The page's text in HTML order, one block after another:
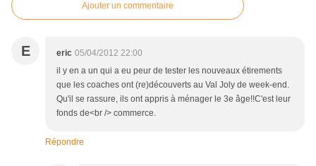
Ajouter un commentaire
E eric 05/04/2012 22:00
il y en a un qui a eu peur de tester les nouveaux étirements
que les coaches ont (re)découverts au Val Joly de week-end.
Qu'il se rassure, ils ont appris à ménager le 3e âge!!C'est leur
fonds de<br /> commerce.
Répondre